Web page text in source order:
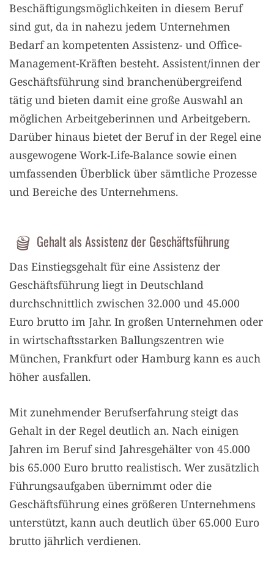
Beschäftigungsmöglichkeiten in diesem Beruf
sind gut, da in nahezu jedem Unternehmen
Bedarf an kompetenten Assistenz- und Office-
Management-Kräften besteht. Assistent/innen der
Geschäftsführung sind branchenübergreifend
tätig und bieten damit eine große Auswahl an
möglichen Arbeitgeberinnen und Arbeitgebern.
Darüber hinaus bietet der Beruf in der Regel eine
ausgewogene Work-Life-Balance sowie einen
umfassenden Überblick über sämtliche Prozesse
und Bereiche des Unternehmens.
Gehalt als Assistenz der Geschäftsführung
Das Einstiegsgehalt für eine Assistenz der
Geschäftsführung liegt in Deutschland
durchschnittlich zwischen 32.000 und 45.000
Euro brutto im Jahr. In großen Unternehmen oder
in wirtschaftsstarken Ballungszentren wie
München, Frankfurt oder Hamburg kann es auch
höher ausfallen.
Mit zunehmender Berufserfahrung steigt das
Gehalt in der Regel deutlich an. Nach einigen
Jahren im Beruf sind Jahresgehälter von 45.000
bis 65.000 Euro brutto realistisch. Wer zusätzlich
Führungsaufgaben übernimmt oder die
Geschäftsführung eines größeren Unternehmens
unterstützt, kann auch deutlich über 65.000 Euro
brutto jährlich verdienen.